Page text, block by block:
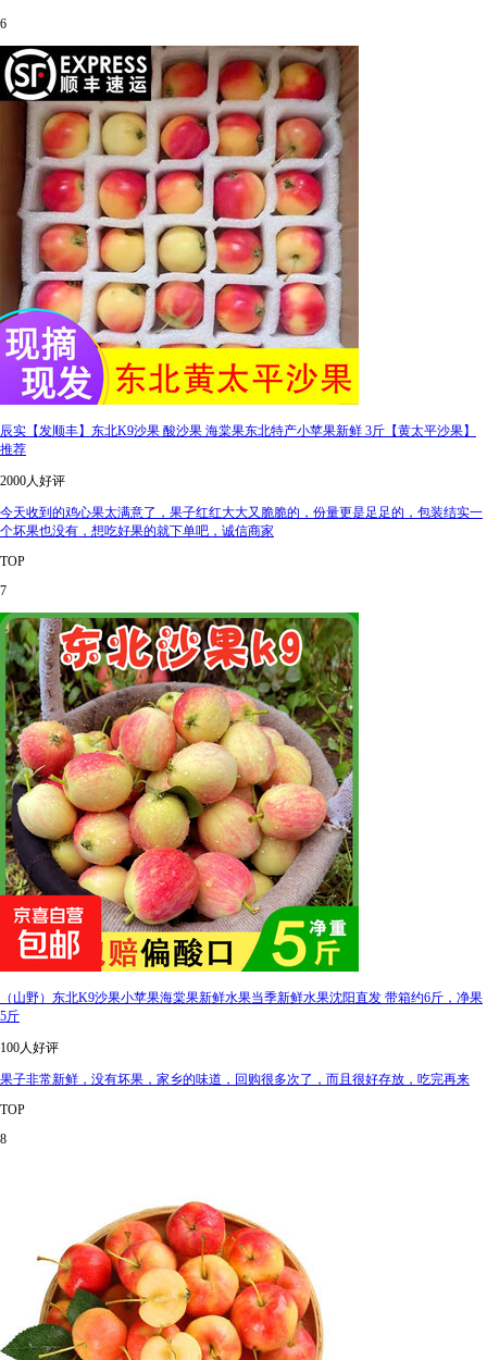
6
辰实【发顺丰】东北K9沙果 酸沙果 海棠果东北特产小苹果新鲜 3斤【黄太平沙果】
推荐
2000人好评
今天收到的鸡心果太满意了，果子红红大大又脆脆的，份量更是足足的，包装结实一
个坏果也没有，想吃好果的就下单吧，诚信商家
TOP
7
（山野）东北K9沙果小苹果海棠果新鲜水果当季新鲜水果沈阳直发 带箱约6斤，净果
5斤
100人好评
果子非常新鲜，没有坏果，家乡的味道，回购很多次了，而且很好存放，吃完再来
TOP
8